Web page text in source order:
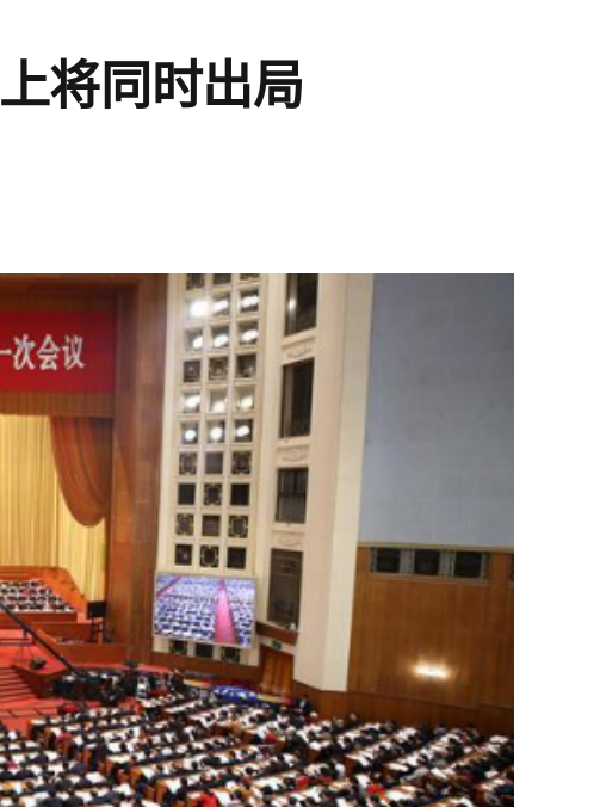
将同时出局